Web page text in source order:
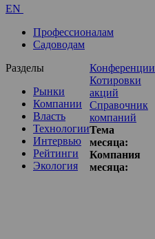
EN
Профессионалам
Садоводам
Разделы
Рынки
Компании
Власть
Технологии
Интервью
Рейтинги
Экология
Конференции
Котировки
акций
Справочник
компаний
Тема
месяца:
Компания
месяца: